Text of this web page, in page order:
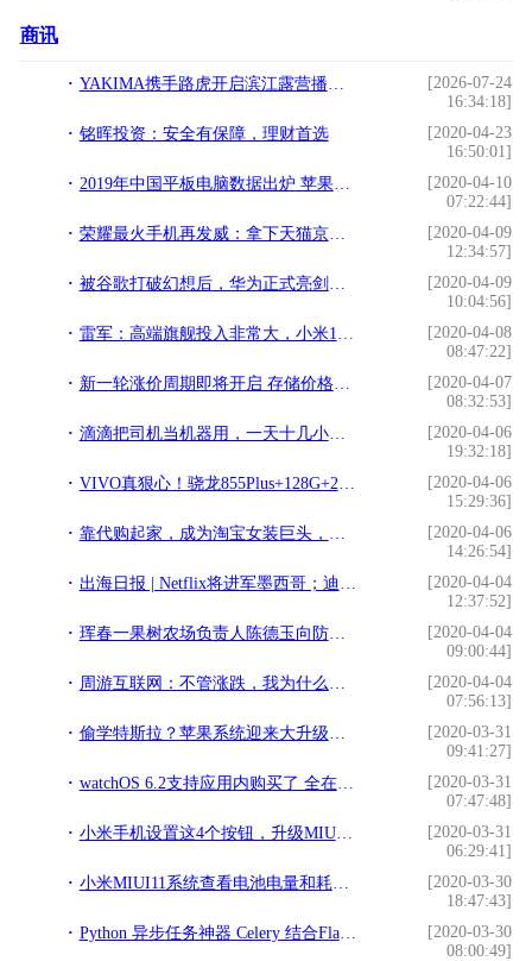
商讯
YAKIMA携手路虎开启滨江露营播客私享局，专业车载装备亮相上海星美术馆
[2026-07-24
16:34:18]
铭晖投资：安全有保障，理财首选
[2020-04-23
16:50:01]
2019年中国平板电脑数据出炉 苹果第一
[2020-04-10
07:22:44]
荣耀最火手机再发威：拿下天猫京东苏宁销量冠军
[2020-04-09
12:34:57]
被谷歌打破幻想后，华为正式亮剑，国产生态开始征战海外
[2020-04-09
10:04:56]
雷军：高端旗舰投入非常大，小米10卖3999元是真的交朋友
[2020-04-08
08:47:22]
新一轮涨价周期即将开启 存储价格有望触底回升
[2020-04-07
08:32:53]
滴滴把司机当机器用，一天十几小时不停干，干不好降低你的服务分
[2020-04-06
19:32:18]
VIVO真狠心！骁龙855Plus+128G+2698元，谁还敢说高价低配？
[2020-04-06
15:29:36]
靠代购起家，成为淘宝女装巨头，还被哈佛商学院写进教学案例
[2020-04-06
14:26:54]
出海日报 | Netflix将进军墨西哥；迪士尼将在印度推出Disney+
[2020-04-04
12:37:52]
珲春一果树农场负责人陈德玉向防疫一线人员捐赠1000箱苹果
[2020-04-04
09:00:44]
周游互联网：不管涨跌，我为什么坚定看好有赞是十倍潜力股
[2020-04-04
07:56:13]
偷学特斯拉？苹果系统迎来大升级，iPhone可直接当成汽车钥匙
[2020-03-31
09:41:27]
watchOS 6.2支持应用内购买了 全在手腕上解决
[2020-03-31
07:47:48]
小米手机设置这4个按钮，升级MIUI11后！电量就能多用几小时
[2020-03-31
06:29:41]
小米MIUI11系统查看电池电量和耗电排行
[2020-03-30
18:47:43]
Python 异步任务神器 Celery 结合Flask使用
[2020-03-30
08:00:49]